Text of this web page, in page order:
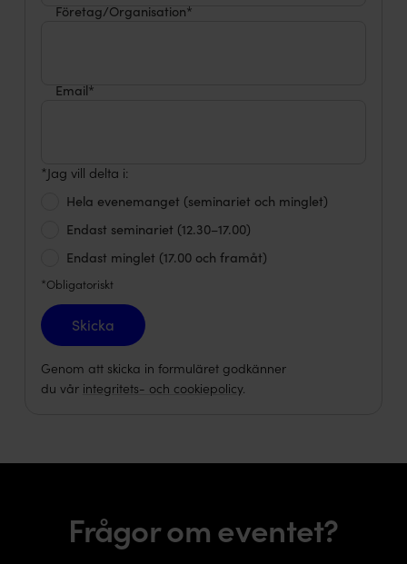
Företag/Organisation*
Email*
*Jag vill delta i:
Hela evenemanget (seminariet och minglet)
Endast seminariet (12.30–17.00)
Endast minglet (17.00 och framåt)
*Obligatoriskt
Skicka
Genom att skicka in formuläret godkänner
du vår integritets- och cookiepolicy.
Frågor om eventet?